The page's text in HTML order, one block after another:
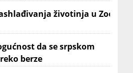
životinja u Zoo
da se srpskom
berze